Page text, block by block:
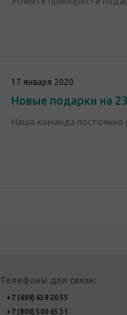
17 января 2020
Новые подарки на
Наша команда постоянно
Телефоны для связи:
+7 (499) 638 20 55
+7 (800) 500 65 31